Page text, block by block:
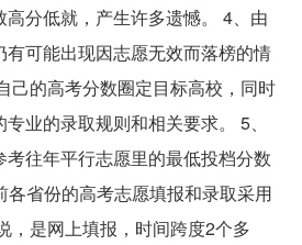
分低就，产生许多遗憾。 4、由
可能出现因志愿无效而落榜的情
己的高考分数圈定目标高校，同时
业的录取规则和相关要求。 5、
往年平行志愿里的最低投档分数
各省份的高考志愿填报和录取采用
，是网上填报，时间跨度2个多